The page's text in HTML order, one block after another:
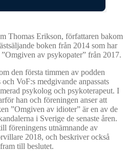
Thomas Erikson, författaren bakom
boken från 2014 som har
av psykopater” från 2017.
den första timmen av podden
VoF:s medgivande anpassats
psykolog och psykoterapeut. I
han och föreningen anser att
”Omgiven av idioter” är en av de
i Sverige de senaste åren.
föreningens utnämnande av
2018, och beskriver också
till beslutet.